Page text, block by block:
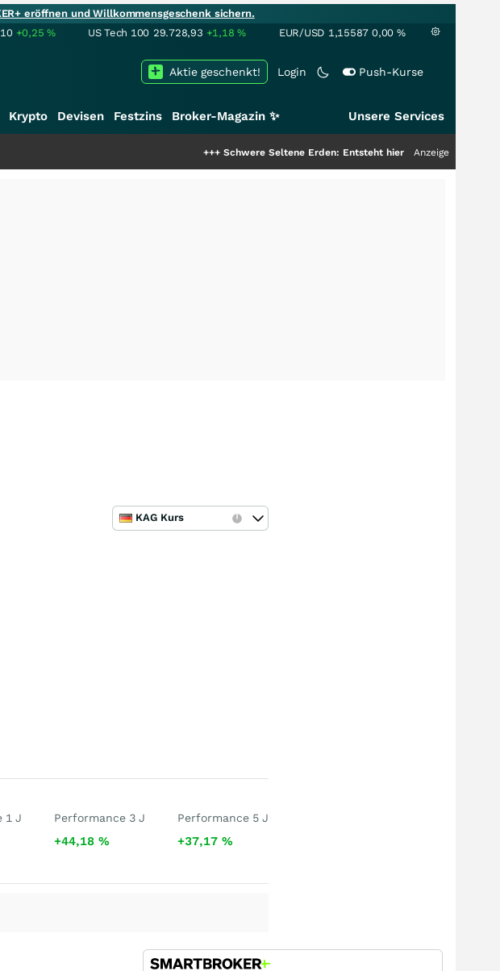
eröffnen und Willkommensgeschenk sichern.
+0,25% US Tech 100 29.728,93 +1,18% EUR/USD 1,15587 0,00 %
Login Push-Kurse
Aktie geschenkt!
Krypto Devisen Festzins Broker-Magazin ✨ Unsere Services
Schwere Seltene Erden: Entsteht hier die nächste Milliardenstory?
Anzeige
KAG Kurs
1 J Performance 3 J
+44,18%
Performance 5 J
+37,17 %